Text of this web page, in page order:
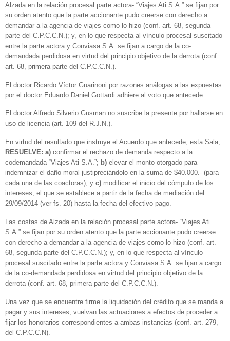
Alzada en la relación procesal parte actora- “Viajes Ati S.A.” se fijan por
su orden atento que la parte accionante pudo creerse con derecho a
demandar a la agencia de viajes como lo hizo (conf. art. 68, segunda
parte del C.P.C.C.N.); y, en lo que respecta al vínculo procesal suscitado
entre la parte actora y Conviasa S.A. se fijan a cargo de la co-
demandada perdidosa en virtud del principio objetivo de la derrota (conf.
art. 68, primera parte del C.P.C.C.N.).
El doctor Ricardo Víctor Guarinoni por razones análogas a las expuestas
por el doctor Eduardo Daniel Gottardi adhiere al voto que antecede.
El doctor Alfredo Silverio Gusman no suscribe la presente por hallarse en
uso de licencia (art. 109 del R.J.N.).
En virtud del resultado que instruye el Acuerdo que antecede, esta Sala,
RESUELVE: a) confirmar el rechazo de demanda respecto a la
codemandada “Viajes Ati S.A.”; b) elevar el monto otorgado para
indemnizar el daño moral justipreciándolo en la suma de $40.000.- (para
cada una de las coactoras); y c) modificar el inicio del cómputo de los
intereses, el que se establece a partir de la fecha de mediación del
29/09/2014 (ver fs. 20) hasta la fecha del efectivo pago.
Las costas de Alzada en la relación procesal parte actora- “Viajes Ati
S.A.” se fijan por su orden atento que la parte accionante pudo creerse
con derecho a demandar a la agencia de viajes como lo hizo (conf. art.
68, segunda parte del C.P.C.C.N.); y, en lo que respecta al vínculo
procesal suscitado entre la parte actora y Conviasa S.A. se fijan a cargo
de la co-demandada perdidosa en virtud del principio objetivo de la
derrota (conf. art. 68, primera parte del C.P.C.C.N.).
Una vez que se encuentre firme la liquidación del crédito que se manda a
pagar y sus intereses, vuelvan las actuaciones a efectos de proceder a
fijar los honorarios correspondientes a ambas instancias (conf. art. 279,
del C.P.C.C.N).